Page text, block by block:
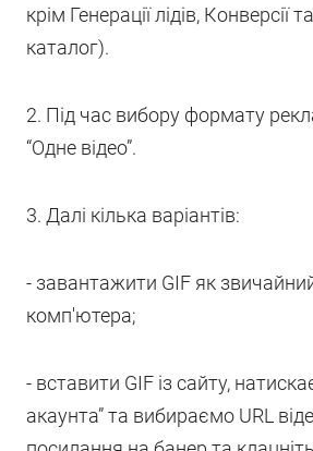
крім Генерації лідів, Конверсії
каталог).
2. Під час вибору формату
“Одне відео”.
3. Далі кілька варіантів:
- завантажити GIF як
комп'ютера;
- вставити GIF із сайту,
акаунта” та вибираємо URL